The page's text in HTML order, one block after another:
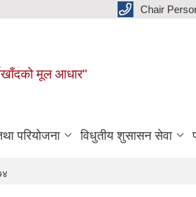
Chair
मूल आधार"
परियोजना विधुतीय शुसासन सेवा